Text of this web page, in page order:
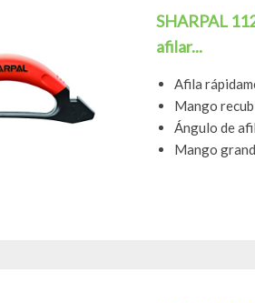
SHARPAL
afilar...
Afila
Mango
Ángulo de
Mango